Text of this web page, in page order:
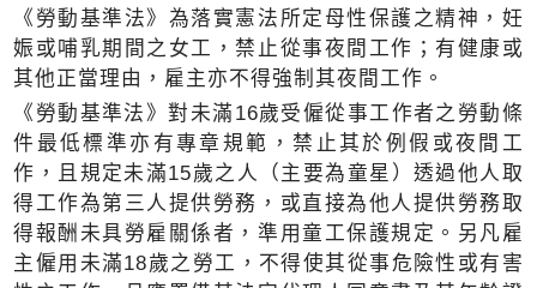
《勞動基準法》為落實憲法所定母性保護之精神，妊
娠或哺乳期間之女工，禁止從事夜間工作；有健康或
其他正當理由，雇主亦不得強制其夜間工作。
《勞動基準法》對未滿16歲受僱從事工作者之勞動條
件最低標準亦有專章規範，禁止其於例假或夜間工
作，且規定未滿15歲之人（主要為童星）透過他人取
得工作為第三人提供勞務，或直接為他人提供勞務取
得報酬未具勞雇關係者，準用童工保護規定。另凡雇
主僱用未滿18歲之勞工，不得使其從事危險性或有害